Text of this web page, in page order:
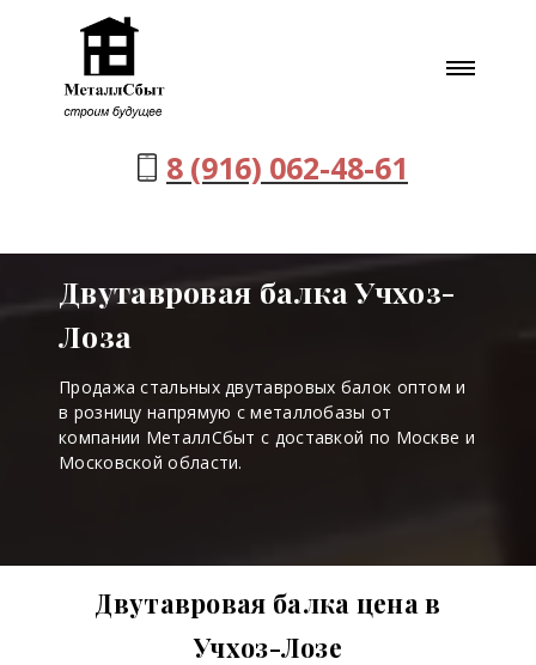
8 (916) 062-48-61
Двутавровая балка Учхоз-
Лоза
Продажа стальных двутавровых балок оптом и
в розницу напрямую с металлобазы от
компании МеталлСбыт с доставкой по Москве и
Московской области.
Двутавровая балка цена в
Учхоз-Лозе